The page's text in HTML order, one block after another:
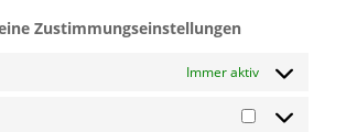
Zustimmungseinstellungen
Immer aktiv